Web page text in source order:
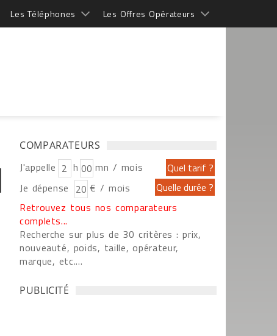
Les Téléphones Les Offres Opérateurs
COMPARATEURS
J'appelle h
mn / mois
Je dépense
€ / mois
Retrouvez tous nos comparateurs
complets...
Recherche sur plus de 30 critères : prix,
nouveauté, poids, taille, opérateur,
marque, etc....
PUBLICITÉ